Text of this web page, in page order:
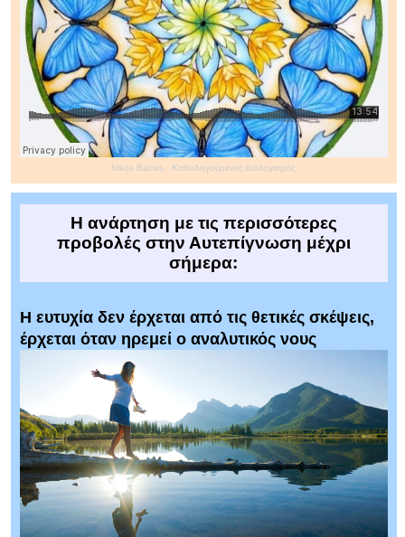
Nikos Batras · Καθοδηγούμενος Διαλογισμός
Η ανάρτηση με τις περισσότερες
προβολές στην Αυτεπίγνωση μέχρι
σήμερα:
Η ευτυχία δεν έρχεται από τις θετικές σκέψεις,
έρχεται όταν ηρεμεί ο αναλυτικός νους